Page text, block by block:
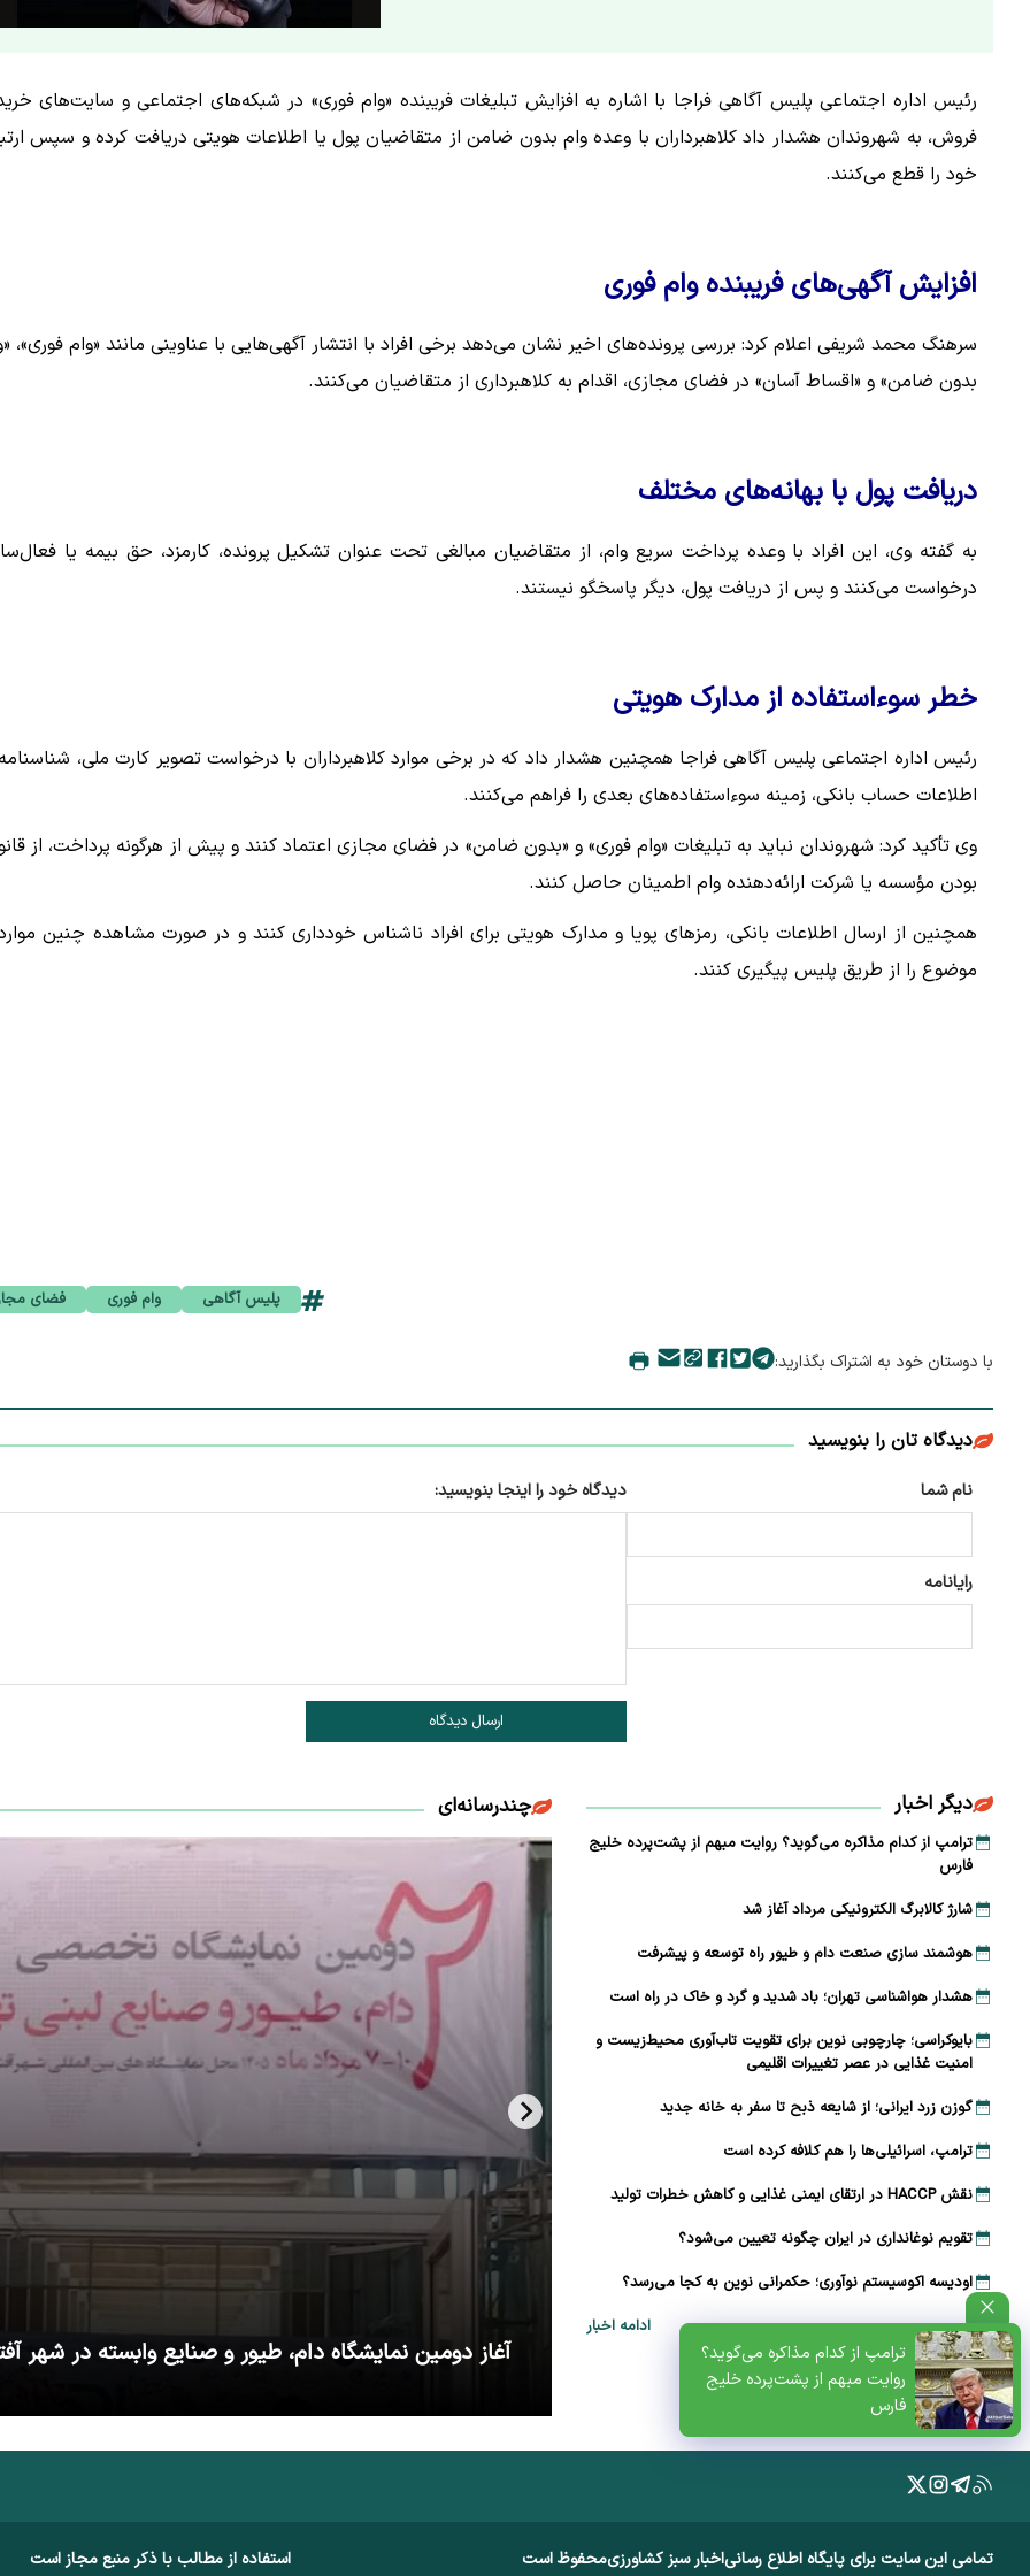
ترامپ از کدام مذاکره می‌گوید؟
روایت مبهم از پشت‌پرده خلیج
فارس
رئیس اداره اجتماعی پلیس آگاهی فراجا با اشاره به افزایش تبلیغات فریبنده «وام فوری» در شبکه‌های اجتماعی و سایت‌های
فروش، به شهروندان هشدار داد کلاهبرداران با وعده وام بدون ضامن از متقاضیان پول یا اطلاعات هویتی دریافت کرده و سپس
خود را قطع می‌کنند.
افزایش آگهی‌های فریبنده وام فوری
سرهنگ محمد شریفی اعلام کرد: بررسی پرونده‌های اخیر نشان می‌دهد برخی افراد با انتشار آگهی‌هایی با عناوینی مانند «وام فوری»،
بدون ضامن» و «اقساط آسان» در فضای مجازی، اقدام به کلاهبرداری از متقاضیان می‌کنند.
دریافت پول با بهانه‌های مختلف
به گفته وی، این افراد با وعده پرداخت سریع وام، از متقاضیان مبالغی تحت عنوان تشکیل پرونده، کارمزد، حق بیمه یا
درخواست می‌کنند و پس از دریافت پول، دیگر پاسخگو نیستند.
خطر سوءاستفاده از مدارک هویتی
رئیس اداره اجتماعی پلیس آگاهی فراجا همچنین هشدار داد که در برخی موارد کلاهبرداران با درخواست تصویر کارت ملی،
اطلاعات حساب بانکی، زمینه سوءاستفاده‌های بعدی را فراهم می‌کنند.
وی تأکید کرد: شهروندان نباید به تبلیغات «وام فوری» و «بدون ضامن» در فضای مجازی اعتماد کنند و پیش از هرگونه پرداخت، از
بودن مؤسسه یا شرکت ارائه‌دهنده وام اطمینان حاصل کنند.
همچنین از ارسال اطلاعات بانکی، رمزهای پویا و مدارک هویتی برای افراد ناشناس خودداری کنند و در صورت مشاهده چنین
موضوع را از طریق پلیس پیگیری کنند.
پلیس آگاهی وام فوری فضای
با دوستان خود به اشتراک بگذارید:
دیدگاه تان را بنویسید
نام شما
رایانامه
دیدگاه خود را اینجا بنویسید:
ارسال دیدگاه
دیگر اخبار
ترامپ از کدام مذاکره می‌گوید؟ روایت مبهم از پشت‌پرده خلیج
فارس
شارژ کالابرگ الکترونیکی مرداد آغاز شد
هوشمند سازی صنعت دام و طیور راه توسعه و پیشرفت
هشدار هواشناسی تهران؛ باد شدید و گرد و خاک در راه است
بایوکراسی؛ چارچوبی نوین برای تقویت تاب‌آوری محیط‌زیست و
امنیت غذایی در عصر تغییرات اقلیمی
گوزن زرد ایرانی؛ از شایعه ذبح تا سفر به خانه جدید
ترامپ، اسرائیلی‌ها را هم کلافه کرده است
نقش HACCP در ارتقای ایمنی غذایی و کاهش خطرات تولید
تقویم نوغانداری در ایران چگونه تعیین می‌شود؟
اودیسه اکوسیستم نوآوری؛ حکمرانی نوین به کجا می‌رسد؟
ادامه اخبار
چندرسانه‌ای
آغاز دومین نمایشگاه دام، طیور و صنایع وابسته در شهر
تمامی این سایت برای پایگاه اطلاع رسانیاخبار سبز کشاورزیمحفوظ است استفاده از مطالب با ذکر منبع مجاز است